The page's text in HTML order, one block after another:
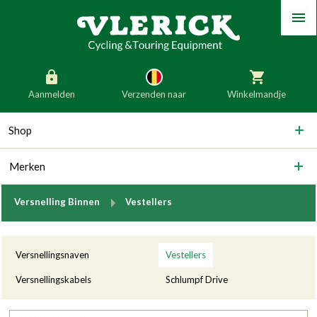
Aanmelden Verzenden naar
België
Duitsland
Slovenië Italië
Denemarken Finland
Bulgarije Ierland
Winkelmandje
generic_skip_language
Menu
Shop
Merken
Versnelling Binnen breadcrumb.to
Vestellers
Categorieën
Versnellingsnaven Vestellers
Versnellingskabels Schlumpf Drive